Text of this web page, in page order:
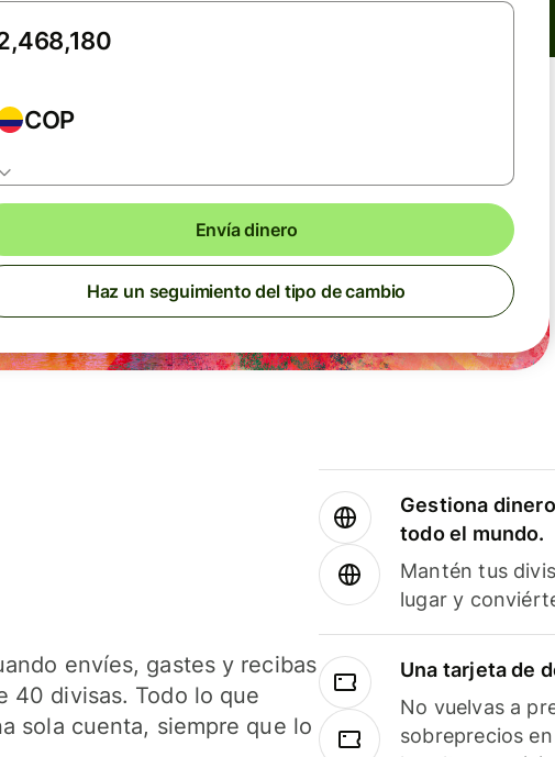
COP
Envía dinero
Haz un seguimiento del tipo de cambio
envíes, gastes y recibas
40 divisas. Todo lo que
sola cuenta, siempre que lo
Gestiona
todo el mundo.
Mantén tus
lugar y
Una tarjeta de
No vuelvas a
sobreprecios